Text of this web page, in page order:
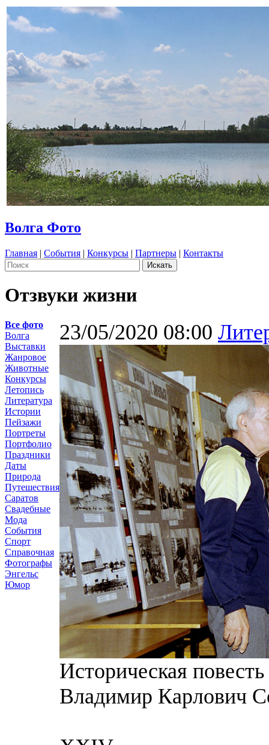
Волга Фото
Главная | События | Конкурсы | Партнеры | Контакты
Отзвуки жизни
Все фото
Волга
Выставки
Жанровое
Животные
Конкурсы
Летопись
Литература
Истории
Пейзажи
Портреты
Портфолио
Праздники
Даты
Природа
Путешествия
Саратов
Свадебные
Мода
События
Спорт
Справочная
Фотографы
Энгельс
Юмор
23/05/2020 08:00
Историческая
Владимир Карлович